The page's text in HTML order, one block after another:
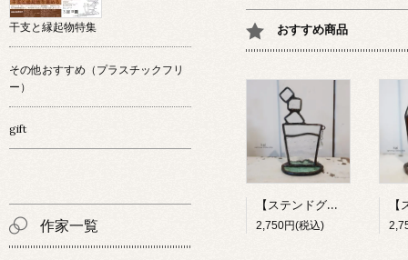
おすすめ商品
【ステンドグラス】 お冷 【kai】
2,750円(税込)
干支と縁起物特集
その他おすすめ（プラスチックフリ
ー）
gift
作家一覧